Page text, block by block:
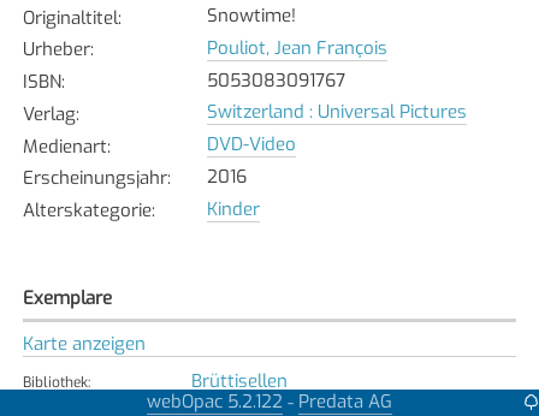
Originaltitel:
Snowtime!
Urheber:
Pouliot, Jean François
ISBN:
5053083091767
Verlag:
Switzerland : Universal Pictures
Medienart:
DVD-Video
Erscheinungsjahr:
2016
Alterskategorie: Kinder
Exemplare
Karte anzeigen
Bibliothek: Brüttisellen
Verfügbar
webOpac 5.2.122 - Predata AG